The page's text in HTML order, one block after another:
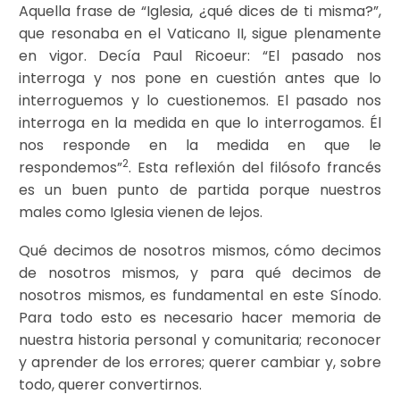
Aquella frase de “Iglesia, ¿qué dices de ti misma?”,
que resonaba en el Vaticano II, sigue plenamente
en vigor. Decía Paul Ricoeur: “El pasado nos
interroga y nos pone en cuestión antes que lo
interroguemos y lo cuestionemos. El pasado nos
interroga en la medida en que lo interrogamos. Él
nos responde en la medida en que le
respondemos”2. Esta reflexión del filósofo francés
es un buen punto de partida porque nuestros
males como Iglesia vienen de lejos.
Qué decimos de nosotros mismos, cómo decimos
de nosotros mismos, y para qué decimos de
nosotros mismos, es fundamental en este Sínodo.
Para todo esto es necesario hacer memoria de
nuestra historia personal y comunitaria; reconocer
y aprender de los errores; querer cambiar y, sobre
todo, querer convertirnos.